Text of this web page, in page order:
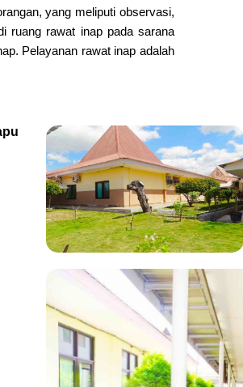
yang meliputi observasi,
ruang rawat inap pada sarana
Pelayanan rawat inap adalah